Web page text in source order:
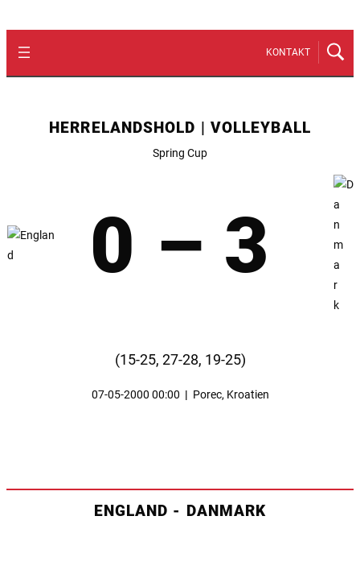
KONTAKT
HERRELANDSHOLD | VOLLEYBALL
Spring Cup
0 – 3
(15-25, 27-28, 19-25)
07-05-2000 00:00 | Porec, Kroatien
ENGLAND - DANMARK